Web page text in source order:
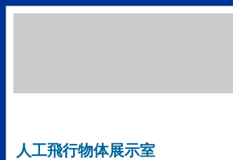
人工飛行物体展示室